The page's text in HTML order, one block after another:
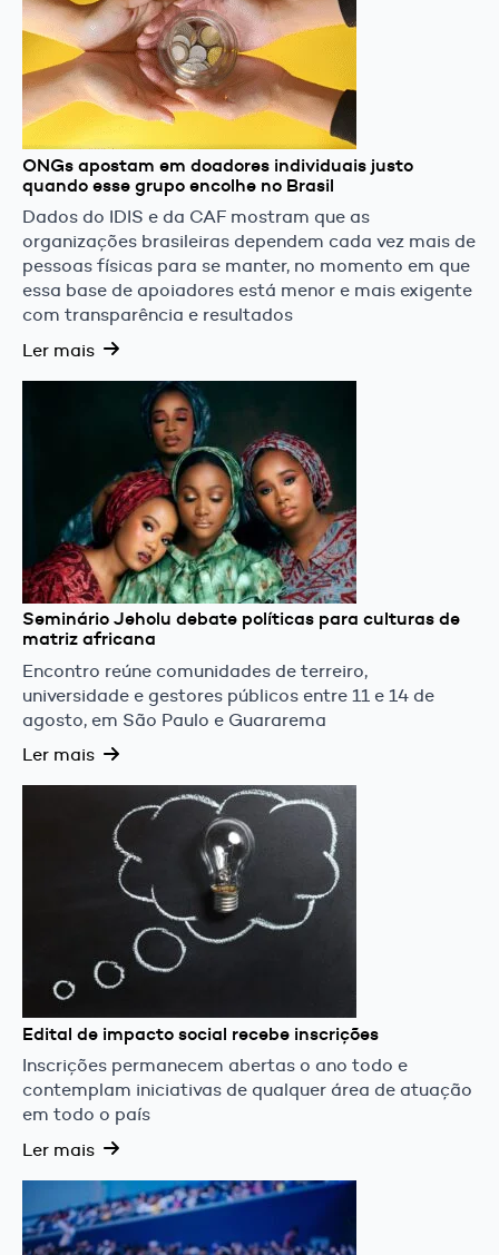
ONGs apostam em doadores individuais justo
quando esse grupo encolhe no Brasil
Dados do IDIS e da CAF mostram que as
organizações brasileiras dependem cada vez mais de
pessoas físicas para se manter, no momento em que
essa base de apoiadores está menor e mais exigente
com transparência e resultados
Ler mais
Seminário Jeholu debate políticas para culturas de
matriz africana
Encontro reúne comunidades de terreiro,
universidade e gestores públicos entre 11 e 14 de
agosto, em São Paulo e Guararema
Ler mais
Edital de impacto social recebe inscrições
Inscrições permanecem abertas o ano todo e
contemplam iniciativas de qualquer área de atuação
em todo o país
Ler mais